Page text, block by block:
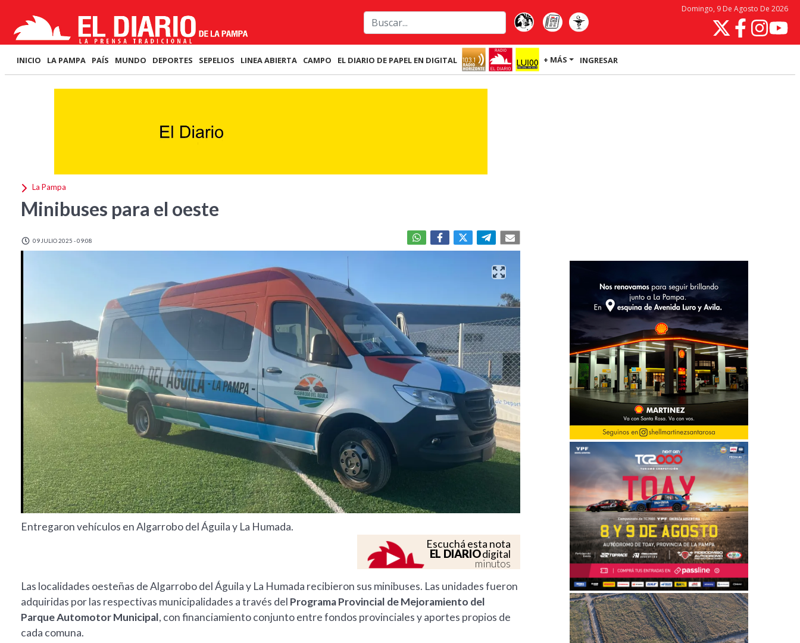
Domingo, 9 De Agosto De 2026
INICIO LA PAMPA PAÍS MUNDO DEPORTES SEPELIOS LINEA ABIERTA CAMPO EL DIARIO DE PAPEL EN DIGITAL + MÁS INGRESAR
La Pampa
Minibuses para el oeste
09 JULIO 2025 - 09:08
Entregaron vehículos en Algarrobo del Águila y La Humada.
Escuchá esta nota
EL DIARIOdigital
minutos
Las localidades oesteñas de Algarrobo del Águila y La Humada recibieron sus minibuses. Las unidades fueron
adquiridas por las respectivas municipalidades a través del Programa Provincial de Mejoramiento del
Parque Automotor Municipal, con financiamiento conjunto entre fondos provinciales y aportes propios de
cada comuna.